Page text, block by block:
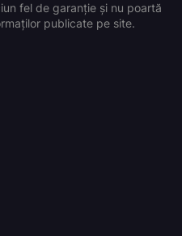
fel de garanție și nu poartă
publicate pe site.